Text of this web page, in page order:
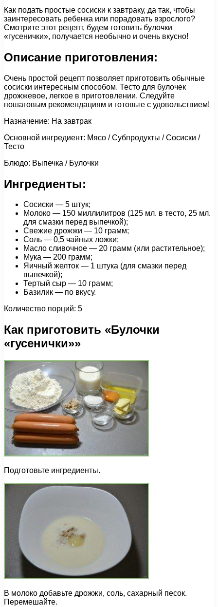
Как подать простые сосиски к завтраку, да так, чтобы
заинтересовать ребенка или порадовать взрослого?
Смотрите этот рецепт, будем готовить булочки
«гусенички», получается необычно и очень вкусно!
Описание приготовления:
Очень простой рецепт позволяет приготовить обычные
сосиски интересным способом. Тесто для булочек
дрожжевое, легкое в приготовлении. Следуйте
пошаговым рекомендациям и готовьте с удовольствием!
Назначение: На завтрак
Основной ингредиент: Мясо / Субпродукты / Сосиски /
Тесто
Блюдо: Выпечка / Булочки
Ингредиенты:
Сосиски — 5 штук;
Молоко — 150 миллилитров (125 мл. в тесто, 25 мл.
для смазки перед выпечкой);
Свежие дрожжи — 10 грамм;
Соль — 0,5 чайных ложки;
Масло сливочное — 20 грамм (или растительное);
Мука — 200 грамм;
Яичный желток — 1 штука (для смазки перед
выпечкой);
Тертый сыр — 10 грамм;
Базилик — по вкусу.
Количество порций: 5
Как приготовить «Булочки
«гусенички»»
Подготовьте ингредиенты.
В молоко добавьте дрожжи, соль, сахарный песок.
Перемешайте.